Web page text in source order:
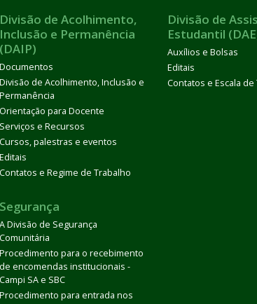
Divisão de Acolhimento,
Inclusão e Permanência
(DAIP)
Documentos
Divisão de Acolhimento, Inclusão e
Permanência
Orientação para Docente
Serviços e Recursos
Cursos, palestras e eventos
Editais
Contatos e Regime de Trabalho
Divisão de
Estudantil
Auxílios e Bolsas
Editais
Contatos e Escala de
Segurança
A Divisão de Segurança
Comunitária
Procedimento para o recebimento
de encomendas institucionais -
Campi SA e SBC
Procedimento para entrada nos